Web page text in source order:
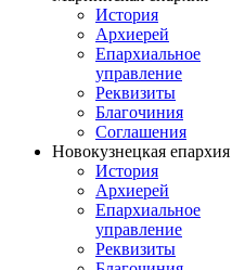
История
Архиерей
Епархиальное
управление
Реквизиты
Благочиния
Соглашения
Новокузнецкая епархия
История
Архиерей
Епархиальное
управление
Реквизиты